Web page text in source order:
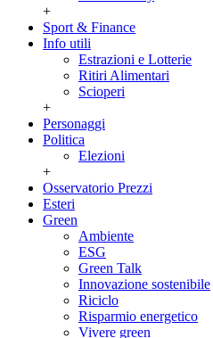
+
Sport & Finance
Info utili
Estrazioni e Lotterie
Ritiri Alimentari
Scioperi
+
Personaggi
Politica
Elezioni
+
Osservatorio Prezzi
Esteri
Green
Ambiente
ESG
Green Talk
Innovazione sostenibile
Riciclo
Risparmio energetico
Vivere green